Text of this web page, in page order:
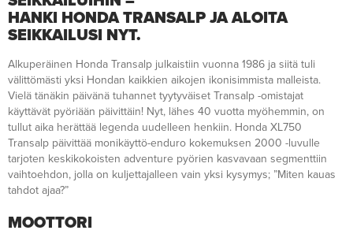
HANKI HONDA TRANSALP JA ALOITA
SEIKKAILUSI NYT.
Alkuperäinen Honda Transalp julkaistiin vuonna 1986 ja siitä tuli
välittömästi yksi Hondan kaikkien aikojen ikonisimmista malleista.
Vielä tänäkin päivänä tuhannet tyytyväiset Transalp -omistajat
käyttävät pyöriään päivittäin! Nyt, lähes 40 vuotta myöhemmin, on
tullut aika herättää legenda uudelleen henkiin. Honda XL750
Transalp päivittää monikäyttö-enduro kokemuksen 2000 -luvulle
tarjoten keskikokoisten adventure pyörien kasvavaan segmenttiin
vaihtoehdon, jolla on kuljettajalleen vain yksi kysymys; ”Miten kauas
tahdot ajaa?”
MOOTTORI